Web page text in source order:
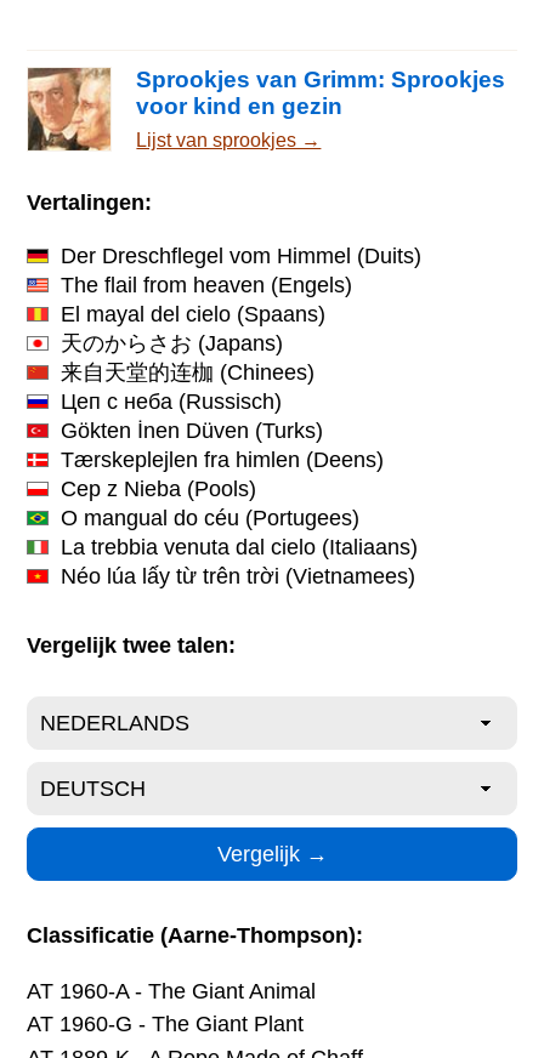
Sprookjes van Grimm: Sprookjes
voor kind en gezin
Lijst van sprookjes →
Vertalingen:
Der Dreschflegel vom Himmel (Duits)
The flail from heaven (Engels)
El mayal del cielo (Spaans)
天のからさお (Japans)
来自天堂的连枷 (Chinees)
Цеп с неба (Russisch)
Gökten İnen Düven (Turks)
Tærskeplejlen fra himlen (Deens)
Cep z Nieba (Pools)
O mangual do céu (Portugees)
La trebbia venuta dal cielo (Italiaans)
Néo lúa lấy từ trên trời (Vietnamees)
Vergelijk twee talen:
Classificatie (Aarne-Thompson):
AT 1960-A - The Giant Animal
AT 1960-G - The Giant Plant